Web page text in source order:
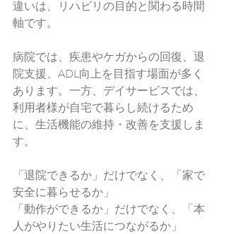
違いは、リハビリの目的と関わる時間
軸です。
病院では、疾患やケガからの回復、退
院支援、ADL向上を目指す場面が多く
あります。一方、デイサービスでは、
利用者様が自宅で暮らし続けるため
に、生活機能の維持・改善を支援しま
す。
「退院できるか」だけでなく、「家で
安全に暮らせるか」
「動作ができるか」だけでなく、「本
人がやりたい生活につながるか」